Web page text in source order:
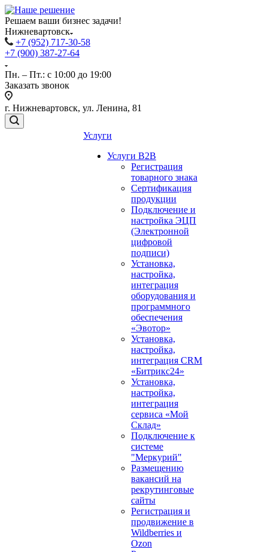
Решаем ваши бизнес задачи!
Нижневартовск
+7 (952) 717-30-58
+7 (900) 387-27-64
Пн. – Пт.: с 10:00 до 19:00
Заказать звонок
г. Нижневартовск, ул. Ленина, 81
Услуги
Услуги B2B
Регистрация
товарного знака
Сертификация
продукции
Подключение и
настройка ЭЦП
(Электронной
цифровой
подписи)
Установка,
настройка,
интеграция
оборудования и
программного
обеспечения
«Эвотор»
Установка,
настройка,
интеграция CRM
«Битрикс24»
Установка,
настройка,
интеграция
сервиса «Мой
Склад»
Подключение к
системе
"Меркурий"
Размещению
вакансий на
рекрутинговые
сайты
Регистрация и
продвижение в
Wildberries и
Ozon